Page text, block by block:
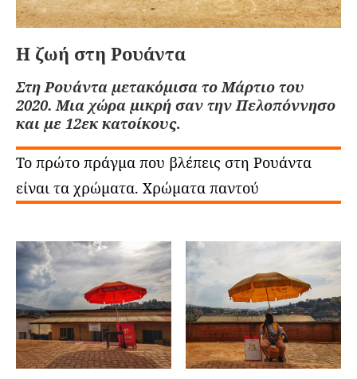
Η ζωή στη Ρουάντα
Στη Ρουάντα μετακόμισα το Μάρτιο του
2020. Μια χώρα μικρή σαν την Πελοπόννησο
και με 12εκ κατοίκους.
Το πρώτο πράγμα που βλέπεις στη Ρουάντα
είναι τα χρώματα. Χρώματα παντού